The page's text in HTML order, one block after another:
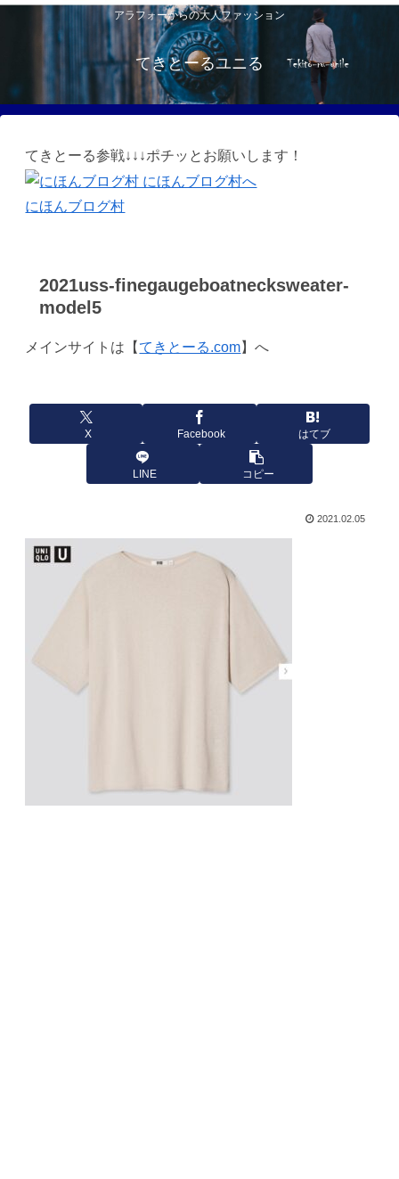
アラフォーからの大人ファッション
てきとーるユニる
てきとーる参戦↓↓↓ポチッとお願いします！
にほんブログ村
2021uss-finegaugeboatnecksweater-
model5
メインサイトは【てきとーる.com】へ
X Facebook はてブ
LINE コピー
2021.02.05